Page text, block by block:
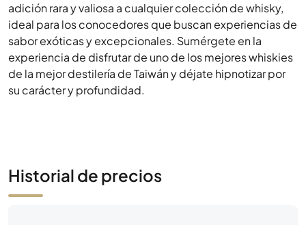
adición rara y valiosa a cualquier colección de whisky,
ideal para los conocedores que buscan experiencias de
sabor exóticas y excepcionales. Sumérgete en la
experiencia de disfrutar de uno de los mejores whiskies
de la mejor destilería de Taiwán y déjate hipnotizar por
su carácter y profundidad.
Historial de precios